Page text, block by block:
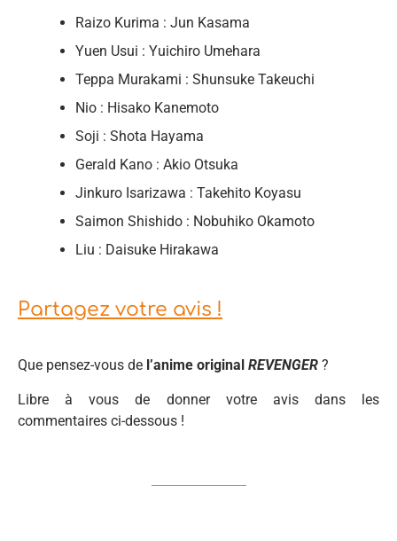
Raizo Kurima : Jun Kasama
Yuen Usui : Yuichiro Umehara
Teppa Murakami : Shunsuke Takeuchi
Nio : Hisako Kanemoto
Soji : Shota Hayama
Gerald Kano : Akio Otsuka
Jinkuro Isarizawa : Takehito Koyasu
Saimon Shishido : Nobuhiko Okamoto
Liu : Daisuke Hirakawa
Partagez votre avis !
Que pensez-vous de l’anime original REVENGER ?
Libre à vous de donner votre avis dans les
commentaires ci-dessous !